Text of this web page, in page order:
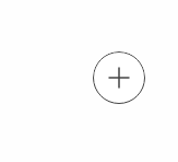
tel.: + 4822 7217 400